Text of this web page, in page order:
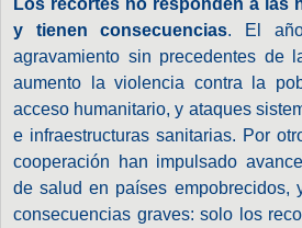
y tienen consecuencias. El
agravamiento sin precedentes de
aumento la violencia contra la
acceso humanitario, y ataques
e infraestructuras sanitarias. Por
cooperación han impulsado
de salud en países empobrecidos,
consecuencias graves: solo los